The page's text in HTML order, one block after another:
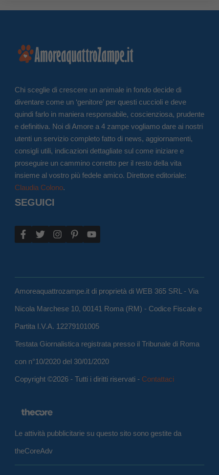
Chi sceglie di crescere un animale in fondo decide di
diventare come un ‘genitore’ per questi cuccioli e deve
quindi farlo in maniera responsabile, coscienziosa, prudente
e definitiva. Noi di Amore a 4 zampe vogliamo dare ai nostri
utenti un servizio completo fatto di news, aggiornamenti,
consigli utili, indicazioni dettagliate sul come iniziare e
proseguire un cammino corretto per il resto della vita
insieme al vostro più fedele amico. Direttore editoriale:
Claudia Colono.
SEGUICI
Amoreaquattrozampe.it di proprietà di WEB 365 SRL - Via
Nicola Marchese 10, 00141 Roma (RM) - Codice Fiscale e
Partita I.V.A. 12279101005
Testata Giornalistica registrata presso il Tribunale di Roma
con n°10/2020 del 30/01/2020
Copyright ©2026 - Tutti i diritti riservati - Contattaci
Le attività pubblicitarie su questo sito sono gestite da
theCoreAdv